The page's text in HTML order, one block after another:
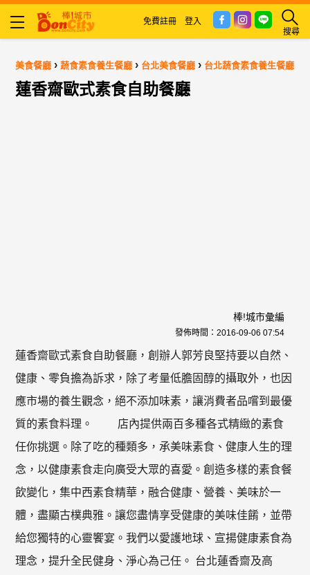
搜尋
免費註冊 登入
美食餐廳 ›蔬食素食養生餐廳 › 台北美食餐廳 › 台北蔬食素食養生餐廳
蓮香齋歐式素食自助餐廳
棒!城市彙編
發佈時間： 2016-09-06 07:54
蓮香齋歐式素食自助餐廳，創辦人郭芳良堅持要以自然、
健康、零負擔為訴求，除了考量低膽固醇的攝取外，也因
應市場的養生觀念，絕不添加味素，讓消費者品嚐到最優
質的素食料理。 店內提供兩百多種各式精緻的素食
任你挑選。除了吃的種類多，承美味素食、健康人生的理
念，以健康素食走向廣受大眾的喜愛。創造多樣的素食餐
飲變化，集中西素食精華，融合健康、營養、美味於一
體，盡顯古樸典雅。讓您盡情享受健康的美味佳餚，並帶
給您獨特的心靈饗宴。我們以愛護地球、宣揚健康素食為
理念，提升全民健身、淨心為己任。 台北蓮香齋及高